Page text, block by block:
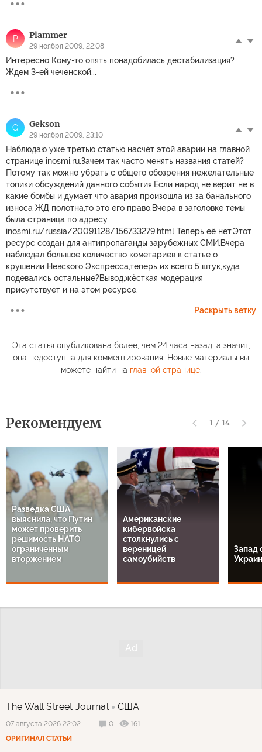
P Plammer
29 ноября 2009, 22:08
Интересно Кому-то опять понадобилась дестабилизация?
Ждем 3-ей чеченской...
G Gekson
29 ноября 2009, 23:10
Наблюдаю уже третью статью насчёт этой аварии на главной
странице inosmi.ru.Зачем так часто менять названия статей?
Потому так можно убрать с общего обозрения нежелательные
топики обсуждений данного события.Если народ не верит не в
какие бомбы и думает что авария произошла из за банального
износа ЖД полотна,то это его право.Вчера в заголовке темы
была страница по адресу
inosmi.ru/russia/20091128/156733279.html Теперь её нет.Этот
ресурс создан для антипропаганды зарубежных СМИ.Вчера
наблюдал большое количество кометариев к статье о
крушении Невского Экспресса,теперь их всего 5 штук,куда
подевались остальные?Вывод,жёсткая модерация
присутствует и на этом ресурсе.
Раскрыть ветку
Эта статья опубликована более, чем 24 часа назад, а значит,
она недоступна для комментирования. Новые материалы вы
можете найти на главной странице.
Рекомендуем 1 / 14
Разведка США
выяснила, что Путин
может проверить
решимость НАТО
ограниченным
вторжением
Американские
кибервойска
столкнулись с
вереницей
самоубийств
Запад
The Wall Street Journal США
07 августа 2026 22:02 0
161
ОРИГИНАЛ СТАТЬИ